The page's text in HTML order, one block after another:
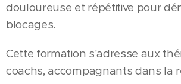
douloureuse et répétitive pour
blocages.
Cette formation s'adresse aux
coachs, accompagnants dans la